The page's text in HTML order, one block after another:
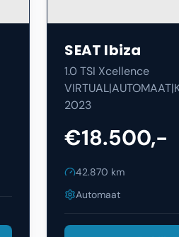
SEAT Ibiza
1.0 TSI Xcellence
2023
€18.500,-
42.870 km
Automaat